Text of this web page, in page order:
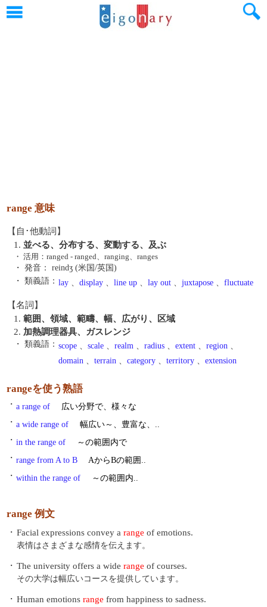
range 意味
【自･他動詞】
1. 並べる、分布する、変動する、及ぶ
・ 活用：ranged - ranged、ranging、ranges
・ 発音：
reindʒ (米国/英国)
・ 類義語： lay 、 display 、 line up 、 lay out 、 juxtapose 、 fluctuate
【名詞】
1. 範囲、領域、範疇、幅、広がり、区域
2. 加熱調理器具、ガスレンジ
・ 類義語： scope 、 scale 、 realm 、 radius 、 extent 、 region 、
domain 、 terrain 、 category 、 territory 、 extension
rangeを使う熟語
・ a range of
広い分野で、様々な
・ a wide range of
幅広い～、豊富な、..
・ in the range of
～の範囲内で
・ range from A to B
AからBの範囲..
・ within the range of ～の範囲内..
range 例文
・ Facial expressions convey a range of emotions.
表情はさまざまな感情を伝えます。
・ The university offers a wide range of courses.
その大学は幅広いコースを提供しています。
・ Human emotions range from happiness to sadness.